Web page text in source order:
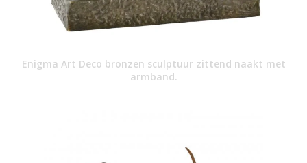
Enigma Art Deco bronzen sculptuur zittend naakt met
armband.